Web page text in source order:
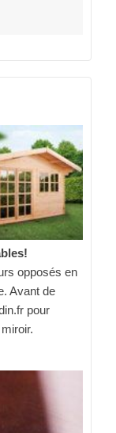
opposés en
Avant de
pour